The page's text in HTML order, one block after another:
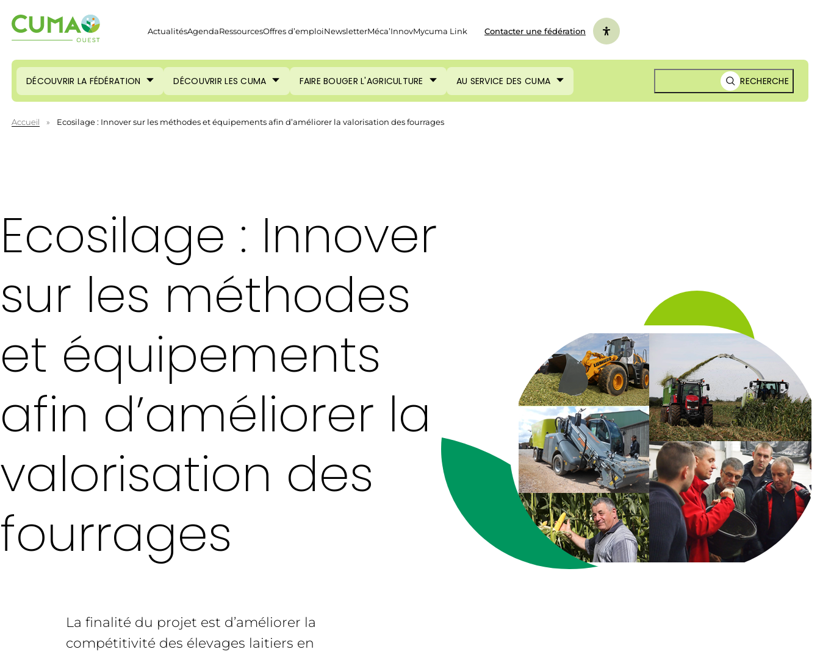
ActualitésAgendaRessourcesOffres d’emploiNewsletterMéca’InnovMycuma Link Contacter une fédération
DÉCOUVRIR LA FÉDÉRATION DÉCOUVRIR LES CUMA FAIRE BOUGER L'AGRICULTURE AU SERVICE DES CUMA RECHERCHE
Accueil » Ecosilage : Innover sur les méthodes et équipements afin d’améliorer la valorisation des fourrages
Ecosilage : Innover
sur les méthodes
et équipements
afin d’améliorer la
valorisation des
fourrages
La finalité du projet est d’améliorer la
compétitivité des élevages laitiers en